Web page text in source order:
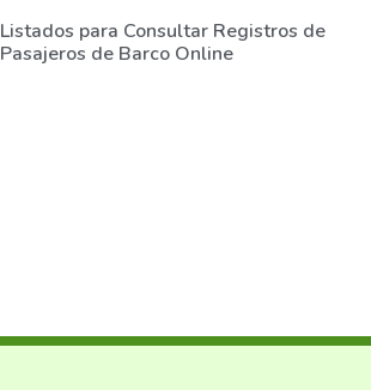
Listados para Consultar Registros de
Pasajeros de Barco Online